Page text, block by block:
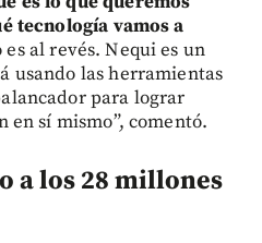
tecnología vamos a
al revés. Nequi es un
usando las herramientas
para lograr
sí mismo”, comentó.
a los 28 millones